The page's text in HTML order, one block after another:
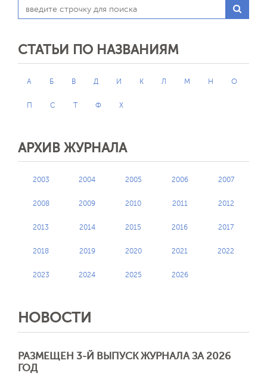
СТАТЬИ ПО НАЗВАНИЯМ
А Б В Д И К Л М Н О
П С Т Ф Х
АРХИВ ЖУРНАЛА
2003 2004 2005 2006 2007
2008 2009 2010 2011 2012
2013 2014 2015 2016 2017
2018 2019 2020 2021 2022
2023 2024 2025 2026
НОВОСТИ
РАЗМЕЩЕН 3-Й ВЫПУСК ЖУРНАЛА ЗА 2026
ГОД
Обратная